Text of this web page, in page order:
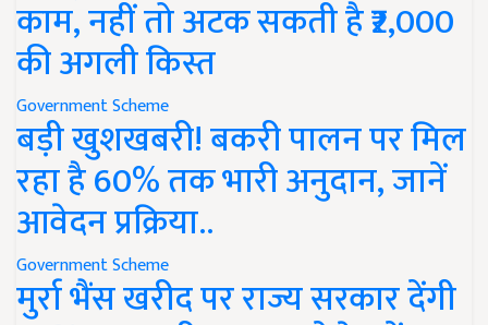
काम, नहीं तो अटक सकती है ₹2,000
की अगली किस्त
Government Scheme
बड़ी खुशखबरी! बकरी पालन पर मिल
रहा है 60% तक भारी अनुदान, जानें
आवेदन प्रक्रिया..
Government Scheme
मुर्रा भैंस खरीद पर राज्य सरकार देंगी